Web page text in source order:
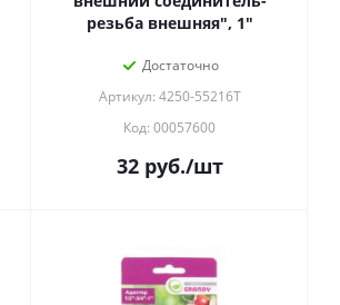
резьба внешняя", 1"
Достаточно
Артикул: 4250-55216Т
Код: 00057600
32руб./шт